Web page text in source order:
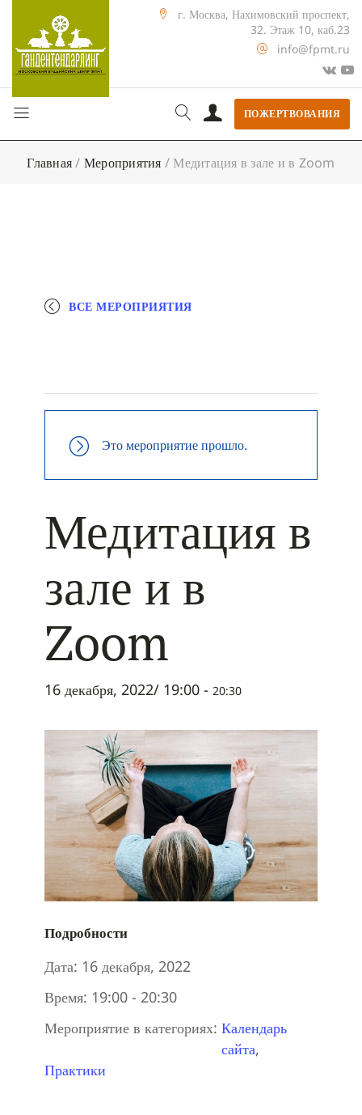
г. Москва, Нахимовский проспект,
32. Этаж 10, каб.23
info@fpmt.ru
ПОЖЕРТВОВАНИЯ
Главная/ Мероприятия / Медитация в зале и в Zoom
ВСЕ МЕРОПРИЯТИЯ
Это мероприятие прошло.
Медитация в
зале и в
Zoom
16 декабря, 2022/ 19:00 - 20:30
Подробности
Дата: 16 декабря, 2022
Время: 19:00 - 20:30
Мероприятие в категориях: Календарь
сайта,
Практики